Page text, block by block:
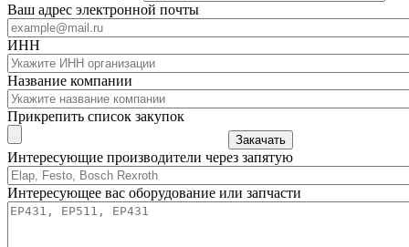
Ваш адрес электронной почты
ИНН
Название компании
Прикрепить список закупок
Закачать
Интересующие производители через запятую
Интересующее вас оборудование или запчасти